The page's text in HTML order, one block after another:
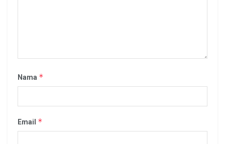
Nama *
Email *